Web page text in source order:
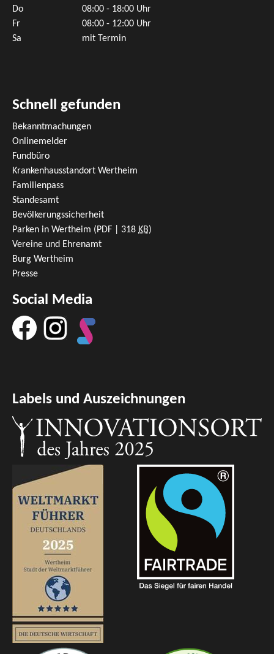
Do
08:00 - 18:00 Uhr
Fr
08:00 - 12:00 Uhr
Sa
mit Termin
Schnell gefunden
Bekanntmachungen
Onlinemelder
Fundbüro
Krankenhausstandort Wertheim
Familienpass
Standesamt
Bevölkerungssicherheit
Parken in Wertheim (PDF | 318 KB)
Vereine und Ehrenamt
Burg Wertheim
Presse
Social Media
Labels und Auszeichnungen